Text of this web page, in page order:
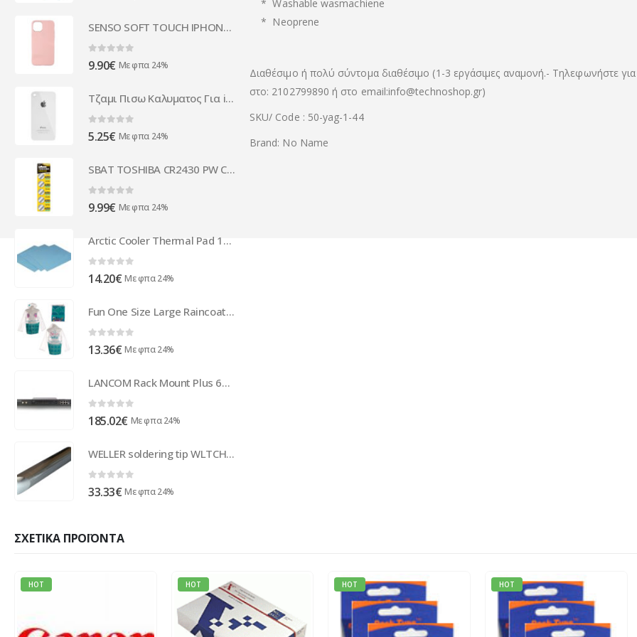
* Washable wasmachiene
* Neoprene
Διαθέσιμο ή πολύ σύντομα διαθέσιμο (1-3 εργάσιμες αναμονή.- Τηλεφωνήστε
στο: 2102799890 ή στο email:info@technoshop.gr)
SKU/ Code : 50-yag-1-44
Brand: No Name
SENSO SOFT TOUCH IPHONE 12 MINI powder pink backcover
0 out of 5
9.90€ Με φπα 24%
Τζαμι Πισω Καλυματος Για iPhone 4 Ασπρο OEM
0 out of 5
5.25€ Με φπα 24%
SBAT TOSHIBA CR2430 PW CP-5 3V 5τεμ.
0 out of 5
9.99€ Με φπα 24%
Arctic Cooler Thermal Pad 145x145x1mm ACTPD00005A
0 out of 5
14.20€ Με φπα 24%
Fun One Size Large Raincoat - Mermaid
0 out of 5
13.36€ Με φπα 24%
LANCOM Rack Mount Plus 61644
0 out of 5
185.02€ Με φπα 24%
WELLER soldering tip WLTCH6IR60, chisel, 6.4mm, 3τμχ
0 out of 5
33.33€ Με φπα 24%
ΣΧΕΤΙΚΆ ΠΡΟΪΌΝΤΑ
HOT HOT HOT HOT